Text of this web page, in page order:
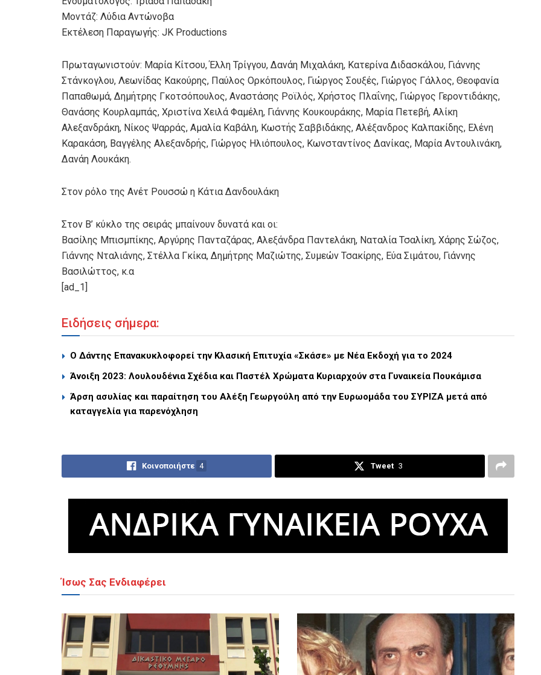
Μοντάζ: Λύδια Αντώνοβα
Εκτέλεση Παραγωγής: JK Productions
Πρωταγωνιστούν: Μαρία Κίτσου, Έλλη Τρίγγου, Δανάη Μιχαλάκη, Κατερίνα Διδασκάλου, Γιάννης
Στάνκογλου, Λεωνίδας Κακούρης, Παύλος Ορκόπουλος, Γιώργος Σουξές, Γιώργος Γάλλος, Θεοφανία
Παπαθωμά, Δημήτρης Γκοτσόπουλος, Αναστάσης Ροϊλός, Χρήστος Πλαΐνης, Γιώργος Γεροντιδάκης,
Θανάσης Κουρλαμπάς, Χριστίνα Χειλά Φαμέλη, Γιάννης Κουκουράκης, Μαρία Πετεβή, Αλίκη
Αλεξανδράκη, Νίκος Ψαρράς, Αμαλία Καβάλη, Κωστής Σαββιδάκης, Αλέξανδρος Καλπακίδης, Ελένη
Καρακάση, Βαγγέλης Αλεξανδρής, Γιώργος Ηλιόπουλος, Κωνσταντίνος Δανίκας, Μαρία Αντουλινάκη,
Δανάη Λουκάκη.
Στον ρόλο της Ανέτ Ρουσσώ η Κάτια Δανδουλάκη
Στον Β’ κύκλο της σειράς μπαίνουν δυνατά και οι:
Βασίλης Μπισμπίκης, Αργύρης Πανταζάρας, Αλεξάνδρα Παντελάκη, Ναταλία Τσαλίκη, Χάρης Σώζος,
Γιάννης Νταλιάνης, Στέλλα Γκίκα, Δημήτρης Μαζιώτης, Συμεών Τσακίρης, Εύα Σιμάτου, Γιάννης
Βασιλώττος, κ.α
[ad_1]
Ειδήσεις σήμερα:
Ο Δάντης Επανακυκλοφορεί την Κλασική Επιτυχία «Σκάσε» με Νέα Εκδοχή για το 2024
Άνοιξη 2023: Λουλουδένια Σχέδια και Παστέλ Χρώματα Κυριαρχούν στα Γυναικεία Πουκάμισα
Άρση ασυλίας και παραίτηση του Αλέξη Γεωργούλη από την Ευρωομάδα του ΣΥΡΙΖΑ μετά από
καταγγελία για παρενόχληση
Κοινοποιήστε 4 Tweet 3
Ίσως Σας Ενδιαφέρει